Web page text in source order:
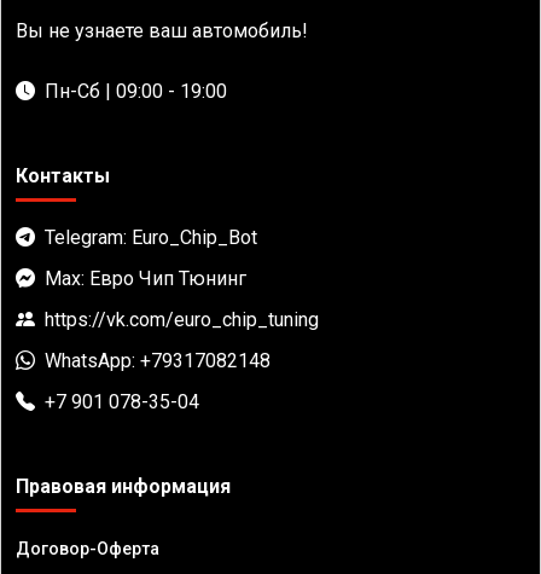
Вы не узнаете ваш автомобиль!
Пн-Сб | 09:00 - 19:00
Контакты
Telegram: Euro_Chip_Bot
Max: Евро Чип Тюнинг
https://vk.com/euro_chip_tuning
WhatsApp: +79317082148
+7 901 078-35-04
Правовая информация
Договор-Оферта